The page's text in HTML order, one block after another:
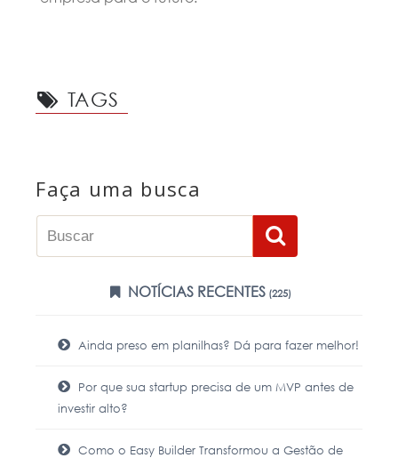
TAGS
Faça uma busca
NOTÍCIAS RECENTES(225)
Ainda preso em planilhas? Dá para fazer melhor!
Por que sua startup precisa de um MVP antes de
investir alto?
Como o Easy Builder Transformou a Gestão de